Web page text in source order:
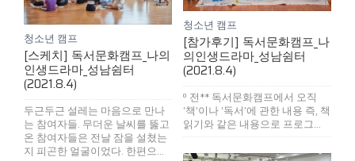
청소년 캠프
[참가후기] 독서문화캠프_나
의인생드라마_성남쉼터
(2021.8.4)
º 전** 독서문화캠프에서 오직
‘책’이나 ‘독서’에 관한 내용 즉, 책
읽기와 같은 내용으로 프로그...
청소년 캠프
[스케치] 독서문화캠프_나의
인생드라마_성남쉼터
(2021.8.4)
두근두근 설레는 마음으로 만나
는 참여자들. 무더운 날씨를 뚫고
온 참여자들은 전날 잠을 설쳤는
지 피곤한 얼굴이었다. 한편으...